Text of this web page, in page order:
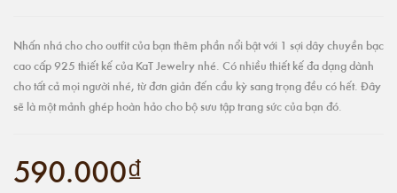
Nhấn nhá cho cho outfit của bạn thêm phần nổi bật với 1 sợi dây chuyền bạc
cao cấp 925 thiết kế của KaT Jewelry nhé. Có nhiều thiết kế đa dạng dành
cho tất cả mọi người nhé, từ đơn giản đến cầu kỳ sang trọng đều có hết. Đây
sẽ là một mảnh ghép hoàn hảo cho bộ sưu tập trang sức của bạn đó.
590.000₫